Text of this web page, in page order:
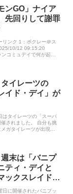
ベント期間 イベントボー
ティ・デイ（復刻）」：
「ワニノコ」が野生でい
ベント開始から2025年
「アリゲイツ」（「ワ
ンGO」ナイア
先回りして謝罪
リンク 1：ボクレー＠ス
10/12 09:15:20
コミュデイで何が起こ
タイレーツの
イド・デイ」が
はタイレーツの「スーパ
されました。 自分も挑
ガタイレーツが出現し
かったのですが、メガエ
今回は駅周辺のジムに
、合計２回討伐。 タイ
です。出番があるかは
に… 「ポケモンチャンピ
週末は「バニプ
ティ・デイと
ックスレイドバ
た！
日に開催されたバニプッ